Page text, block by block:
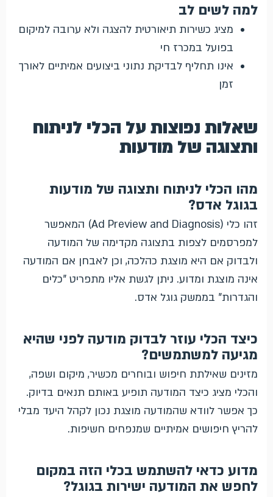
למה לשים לב
מציג כשירות תיאורטית להצגה ולא ערובה למיקום
בפועל במכרז חי
אינו תחליף לבדיקת נתוני ביצועים אמיתיים לאורך
זמן
שאלות נפוצות על הכלי לניתוח
ותצוגה של מודעות
מהו הכלי לניתוח ותצוגה של מודעות
בגוגל אדס?
זהו כלי (Ad Preview and Diagnosis) המאפשר
למפרסמים לצפות בתצוגה מקדימה של המודעה
ולבדוק אם היא מוצגת כהלכה, וכן לאבחן אם המודעה
אינה מוצגת ומדוע. ניתן לגשת אליו מתפריט "כלים
והגדרות" בממשק גוגל אדס.
כיצד הכלי עוזר לבדוק מודעה לפני שהיא
מגיעה למשתמשים?
מזינים שאילתת חיפוש ובוחרים מכשיר, מיקום ושפה,
והכלי מציג כיצד המודעה תופיע באותם תנאים בדיוק.
כך אפשר לוודא שהמודעה מוצגת נכון לקהל היעד מבלי
להריץ חיפושים אמיתיים שמנפחים חשיפות.
מדוע כדאי להשתמש בכלי הזה במקום
לחפש את המודעה ישירות בגוגל?